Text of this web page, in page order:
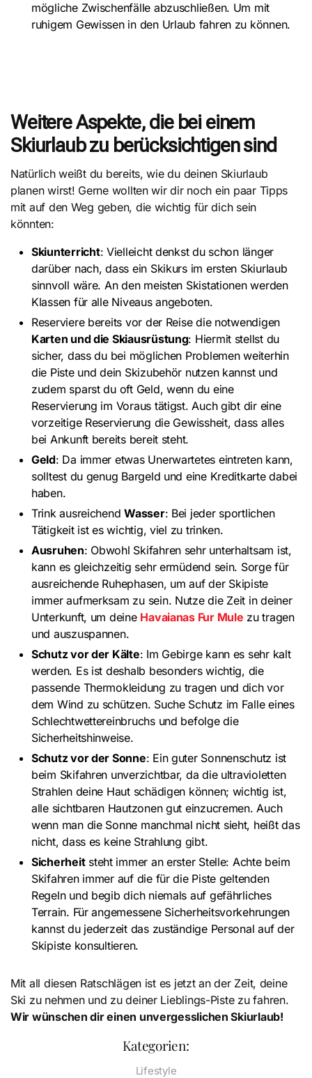
mögliche Zwischenfälle abzuschließen. Um mit
ruhigem Gewissen in den Urlaub fahren zu können.
Weitere Aspekte, die bei einem
Skiurlaub zu berücksichtigen sind
Natürlich weißt du bereits, wie du deinen Skiurlaub
planen wirst! Gerne wollten wir dir noch ein paar Tipps
mit auf den Weg geben, die wichtig für dich sein
könnten:
Skiunterricht: Vielleicht denkst du schon länger
darüber nach, dass ein Skikurs im ersten Skiurlaub
sinnvoll wäre. An den meisten Skistationen werden
Klassen für alle Niveaus angeboten.
Reserviere bereits vor der Reise die notwendigen
Karten und die Skiausrüstung: Hiermit stellst du
sicher, dass du bei möglichen Problemen weiterhin
die Piste und dein Skizubehör nutzen kannst und
zudem sparst du oft Geld, wenn du eine
Reservierung im Voraus tätigst. Auch gibt dir eine
vorzeitige Reservierung die Gewissheit, dass alles
bei Ankunft bereits bereit steht.
Geld: Da immer etwas Unerwartetes eintreten kann,
solltest du genug Bargeld und eine Kreditkarte dabei
haben.
Trink ausreichendWasser: Bei jeder sportlichen
Tätigkeit ist es wichtig, viel zu trinken.
Ausruhen: Obwohl Skifahren sehr unterhaltsam ist,
kann es gleichzeitig sehr ermüdend sein. Sorge für
ausreichende Ruhephasen, um auf der Skipiste
immer aufmerksam zu sein. Nutze die Zeit in deiner
Unterkunft, um deine Havaianas Fur Mule zu tragen
und auszuspannen.
Schutz vor der Kälte: Im Gebirge kann es sehr kalt
werden. Es ist deshalb besonders wichtig, die
passende Thermokleidung zu tragen und dich vor
dem Wind zu schützen. Suche Schutz im Falle eines
Schlechtwettereinbruchs und befolge die
Sicherheitshinweise.
Schutz vor der Sonne: Ein guter Sonnenschutz ist
beim Skifahren unverzichtbar, da die ultravioletten
Strahlen deine Haut schädigen können; wichtig ist,
alle sichtbaren Hautzonen gut einzucremen. Auch
wenn man die Sonne manchmal nicht sieht, heißt das
nicht, dass es keine Strahlung gibt.
Sicherheitsteht immer an erster Stelle: Achte beim
Skifahren immer auf die für die Piste geltenden
Regeln und begib dich niemals auf gefährliches
Terrain. Für angemessene Sicherheitsvorkehrungen
kannst du jederzeit das zuständige Personal auf der
Skipiste konsultieren.
Mit all diesen Ratschlägen ist es jetzt an der Zeit, deine
Ski zu nehmen und zu deiner Lieblings-Piste zu fahren.
Wir wünschen dir einen unvergesslichen Skiurlaub!
Kategorien:
Lifestyle